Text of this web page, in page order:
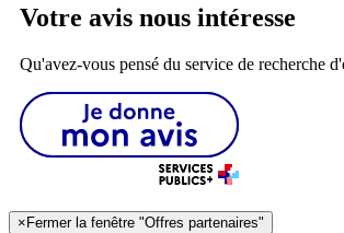
Votre avis nous intéresse
Qu'avez-vous pensé du service de recherche
× Fermer la fenêtre "Offres partenaires"